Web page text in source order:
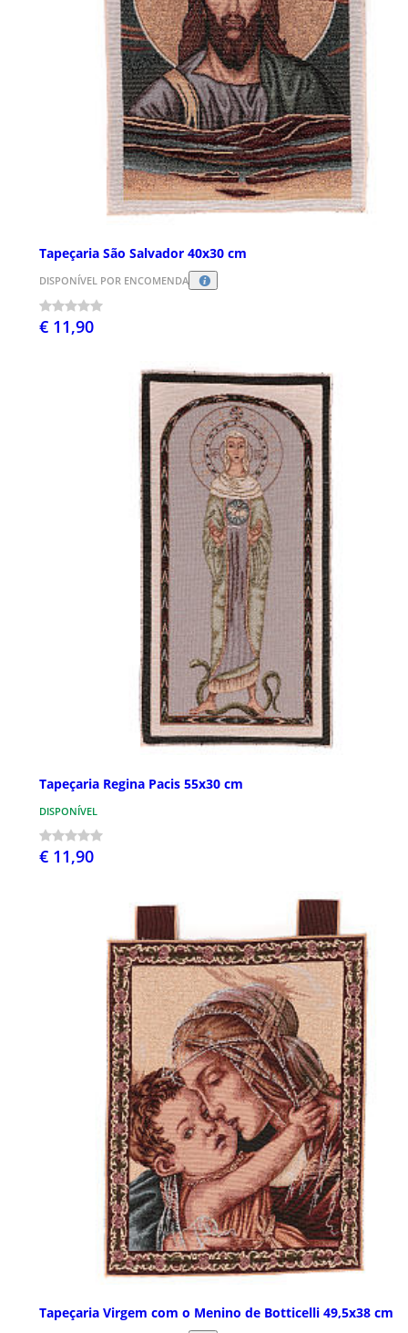
Tapeçaria São Salvador 40x30 cm
DISPONÍVEL POR ENCOMENDA
€ 11,90
Tapeçaria Regina Pacis 55x30 cm
DISPONÍVEL
€ 11,90
Tapeçaria Virgem com o Menino de Botticelli 49,5x38 cm